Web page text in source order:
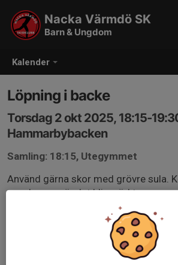
Kalender
Nacka Värmdö SK
Barn & Ungdom
Löpning i backe
Torsdag 2 okt 2025, 18:15-
Hammarbybacken
Samling: 18:15, Utegymmet
Använd gärna skor med grövre sula.
pannlampa när det blir mörkt